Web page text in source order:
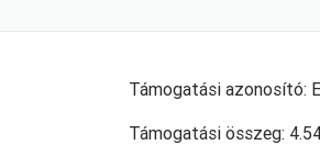
Támogatási azonosító:
Támogatási összeg: